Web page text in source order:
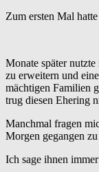
Zum ersten Mal
Monate später
zu erweitern und
mächtigen Familien
trug diesen Ehering
Manchmal fragen
Morgen gegangen zu
Ich sage ihnen